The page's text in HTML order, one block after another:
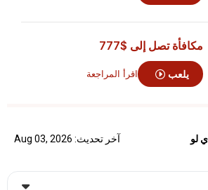
مكافأة تصل إلى$777
يلعب اقرأ المراجعة
آخر تحديث: Aug 03, 2026